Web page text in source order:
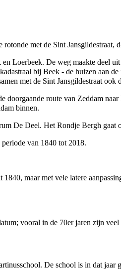
rotonde met de Sint Jansgildestraat,
en Loerbeek. De weg maakte deel
bij Beek - de huizen aan
met de Sint Jansgildestraat ook
doorgaande route van Zeddam
binnen.
De Deel. Het Rondje Bergh gaat
van 1840 tot 2018.
1840, maar met vele latere
vooral in de 70er jaren zijn
. De school is in dat jaar